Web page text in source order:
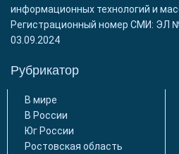
информационных технологий и
Регистрационный номер СМИ: ЭЛ
03.09.2024
Рубрикатор
В мире
В России
Юг России
Ростовская область